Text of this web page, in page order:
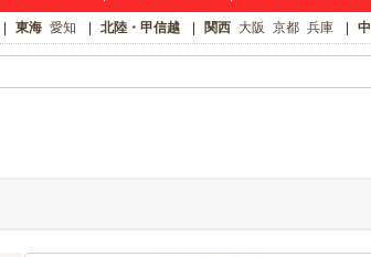
東海 愛知 北陸・甲信越 関西 大阪 京都 兵庫